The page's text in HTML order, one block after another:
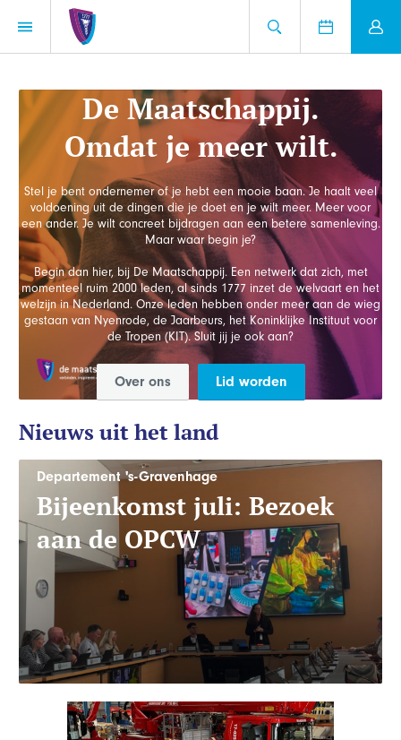
De Maatschappij.
Omdat je meer wilt.
Stel je bent ondernemer of je hebt een mooie baan. Je haalt veel
voldoening uit de dingen die je doet en je wilt meer. Meer voor
een ander. Je wilt concreet bijdragen aan een betere samenleving.
Maar waar begin je?
Begin dan hier, bij De Maatschappij. Een netwerk dat zich, met
momenteel ruim 2000 leden, al sinds 1777 inzet de welvaart en het
welzijn in Nederland. Onze leden hebben onder meer aan de wieg
gestaan van Nyenrode, de Jaarbeurs, het Koninklijke Instituut voor
de Tropen (KIT). Sluit jij je ook aan?
Over ons Lid worden
Nieuws uit het land
Departement 's-Gravenhage
Bijeenkomst juli: Bezoek
aan de OPCW